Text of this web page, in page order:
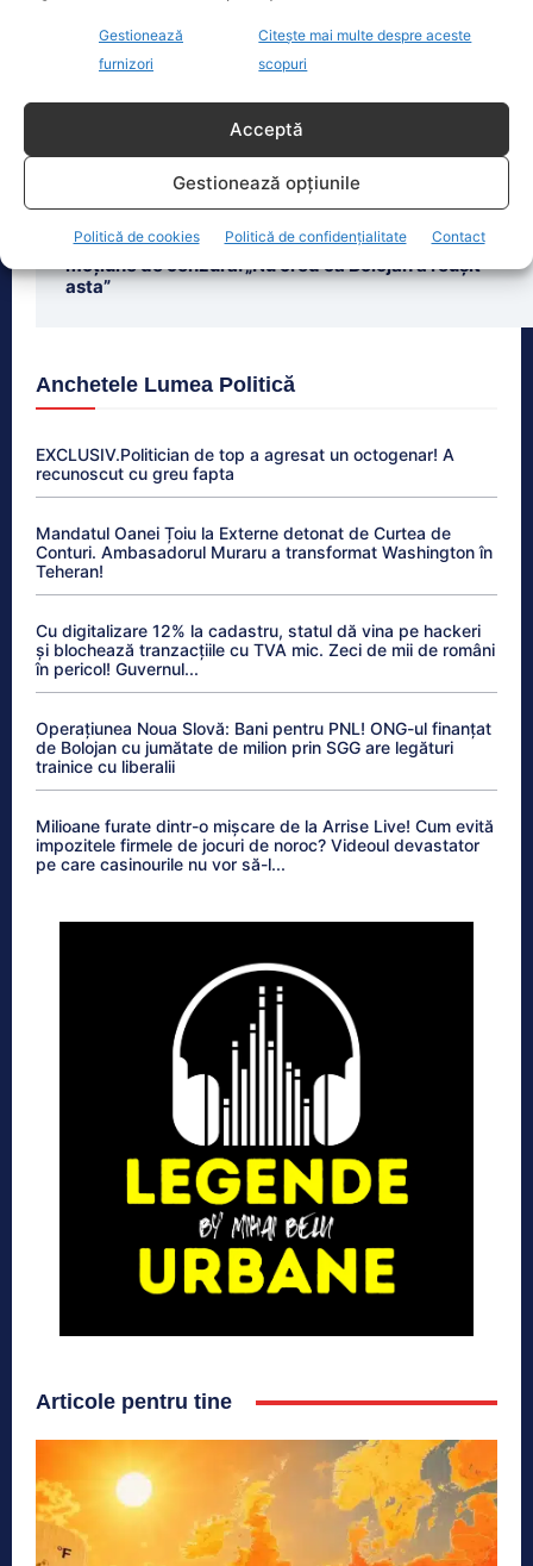
Gestionează
furnizori
Citește mai multe despre aceste
scopuri
Acceptă
Gestionează opțiunile
Politică de cookies Politică de confidențialitate Contact
Ion Cristoiu a explicat cum a fost gestionat scandalul
că era ucraineană
Cele mai importante funcții ar putea să dispară
Daniel Funeriu a spus de ce a fost demis Bolojan prin
moțiune de cenzură. „Nu cred că Bolojan a reușit
asta”
Anchetele Lumea Politică
EXCLUSIV.Politician de top a agresat un octogenar! A
recunoscut cu greu fapta
Mandatul Oanei Țoiu la Externe detonat de Curtea de
Conturi. Ambasadorul Muraru a transformat Washington în
Teheran!
Cu digitalizare 12% la cadastru, statul dă vina pe hackeri
și blochează tranzacțiile cu TVA mic. Zeci de mii de români
în pericol! Guvernul...
Operațiunea Noua Slovă: Bani pentru PNL! ONG-ul finanțat
de Bolojan cu jumătate de milion prin SGG are legături
trainice cu liberalii
Milioane furate dintr-o mișcare de la Arrise Live! Cum evită
impozitele firmele de jocuri de noroc? Videoul devastator
pe care casinourile nu vor să-l...
Articole pentru tine